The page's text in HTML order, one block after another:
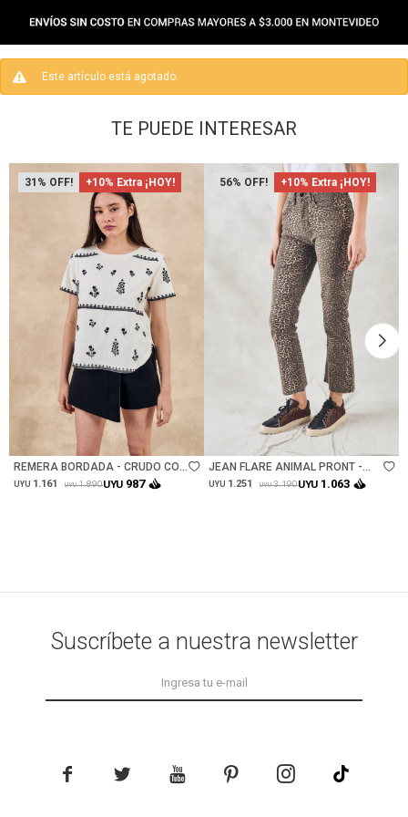
Este artículo está agotado.
TE PUEDE INTERESAR
31 +10% Extra ¡HOY!
REMERA BORDADA - CRUDO CON
NEGRO
UYU 1.161 UYU 1.890UYU 987
56 +10% Extra ¡HOY!
JEAN FLARE ANIMAL PRONT -
MULTI
UYU 1.251 UYU 3.190UYU 1.063
Suscríbete a nuestra newsletter
    